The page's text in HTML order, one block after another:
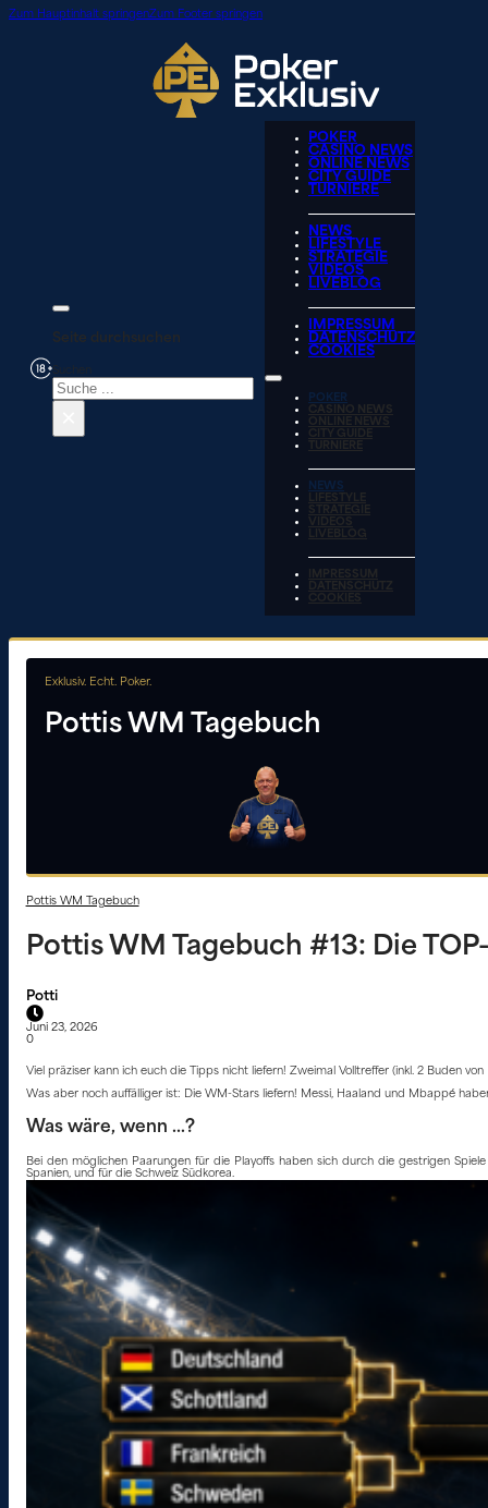
Zum Hauptinhalt springenZum Footer springen
Seite durchsuchen
POKER
CASINO NEWS
ONLINE NEWS
CITY GUIDE
TURNIERE
NEWS
LIFESTYLE
STRATEGIE
VIDEOS
LIVEBLOG
IMPRESSUM
DATENSCHUTZ
COOKIES
POKER
CASINO NEWS
ONLINE NEWS
CITY GUIDE
TURNIERE
NEWS
LIFESTYLE
STRATEGIE
VIDEOS
LIVEBLOG
IMPRESSUM
DATENSCHUTZ
COOKIES
Exklusiv. Echt. Poker.
Pottis WM Tagebuch
Pottis WM Tagebuch
Pottis WM Tagebuch #13: Die
Potti
Juni 23, 2026
0
Viel präziser kann ich euch die Tipps nicht liefern! Zweimal Volltreffer (inkl. 2 Buden
Was aber noch auffälliger ist: Die WM-Stars liefern! Messi, Haaland und Mbappé
Was wäre, wenn …?
Bei den möglichen Paarungen für die Playoffs haben sich durch die gestrigen
Spanien, und für die Schweiz Südkorea.